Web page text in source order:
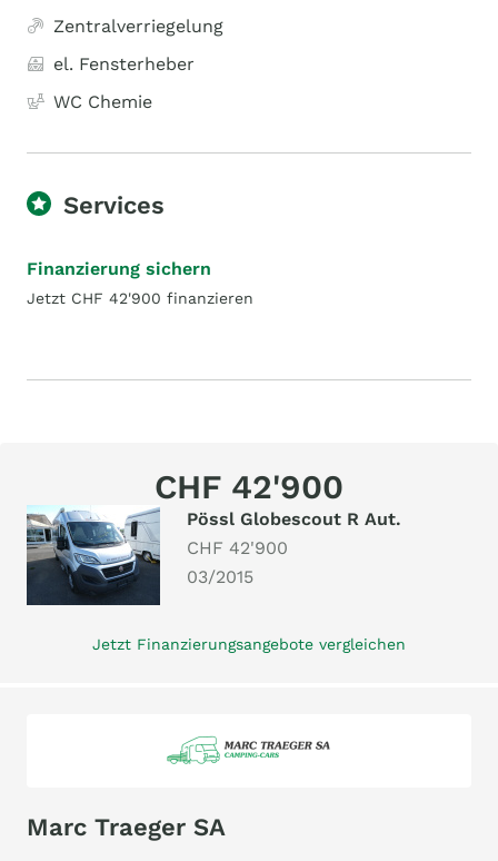
Zentralverriegelung
el. Fensterheber
WC Chemie
Services
Finanzierung sichern
Jetzt CHF 42'900 finanzieren
CHF 42'900
Pössl Globescout R Aut.
CHF 42'900
03/2015
Jetzt Finanzierungsangebote vergleichen
Marc Traeger SA